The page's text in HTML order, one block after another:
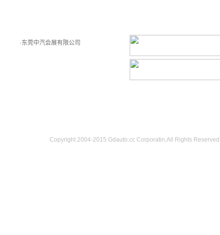
·东莞中汽会展有限公司
Copyright 2004-2015 Gdauto.cc Corporatin,All Rights